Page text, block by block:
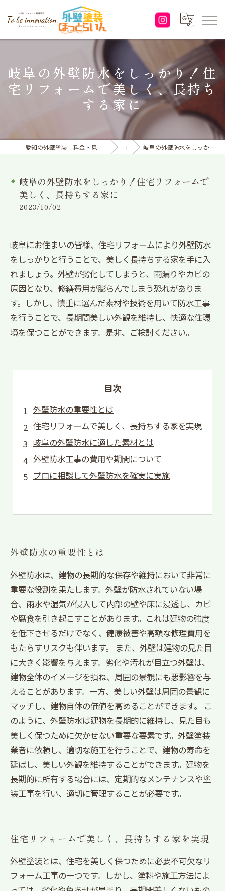
岐阜の外壁防水をしっかり！住
宅リフォームで美しく、長持ち
する家に
愛知の外壁塗装｜料金・見積り｜塗り替えなら「株式会社To be innovation.」へ コラム 岐阜の外壁防水をしっかり！住宅リフォームで美しく、長持ちする家に
岐阜の外壁防水をしっかり！住宅リフォームで
美しく、長持ちする家に
2023/10/02
岐阜にお住まいの皆様、住宅リフォームにより外壁防水
をしっかりと行うことで、美しく長持ちする家を手に入
れましょう。外壁が劣化してしまうと、雨漏りやカビの
原因となり、修繕費用が膨らんでしまう恐れがありま
す。しかし、慎重に選んだ素材や技術を用いて防水工事
を行うことで、長期間美しい外観を維持し、快適な住環
境を保つことができます。是非、ご検討ください。
目次
外壁防水の重要性とは
住宅リフォームで美しく、長持ちする家を実現
岐阜の外壁防水に適した素材とは
外壁防水工事の費用や期間について
プロに相談して外壁防水を確実に実施
外壁防水の重要性とは
外壁防水は、建物の長期的な保存や維持において非常に
重要な役割を果たします。外壁が防水されていない場
合、雨水や湿気が侵入して内部の壁や床に浸透し、カビ
や腐食を引き起こすことがあります。これは建物の強度
を低下させるだけでなく、健康被害や高額な修理費用を
もたらすリスクも伴います。 また、外壁は建物の見た目
に大きく影響を与えます。劣化や汚れが目立つ外壁は、
建物全体のイメージを損ね、周囲の景観にも悪影響を与
えることがあります。一方、美しい外壁は周囲の景観に
マッチし、建物自体の価値を高めることができます。 こ
のように、外壁防水は建物を長期的に維持し、見た目も
美しく保つために欠かせない重要な要素です。外壁塗装
業者に依頼し、適切な施工を行うことで、建物の寿命を
延ばし、美しい外観を維持することができます。建物を
長期的に所有する場合には、定期的なメンテナンスや塗
装工事を行い、適切に管理することが必要です。
住宅リフォームで美しく、長持ちする家を実現
外壁塗装とは、住宅を美しく保つために必要不可欠なリ
フォーム工事の一つです。しかし、塗料や施工方法によ